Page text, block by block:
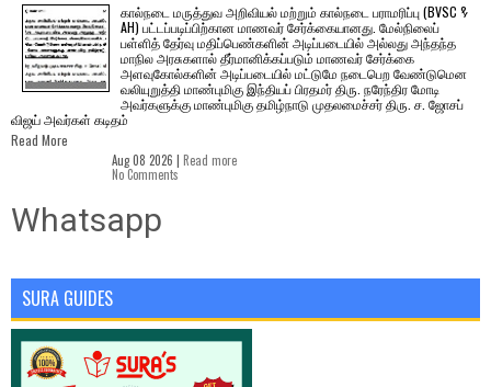
கால்நடை மருத்துவ அறிவியல் மற்றும் கால்நடை பராமரிப்பு (BVSC &
AH) பட்டப்படிப்பிற்கான மாணவர் சேர்க்கையானது. மேல்நிலைப்
பள்ளித் தேர்வு மதிப்பெண்களின் அடிப்படையில் அல்லது அந்தந்த
மாநில அரசுகளால் தீர்மானிக்கப்படும் மாணவர் சேர்க்கை
அளவுகோல்களின் அடிப்படையில் மட்டுமே நடைபெற வேண்டுமென
வலியுறுத்தி மாண்புமிகு இந்தியப் பிரதமர் திரு. நரேந்திர மோடி
அவர்களுக்கு மாண்புமிகு தமிழ்நாடு முதலமைச்சர் திரு. ச. ஜோசப்
விஜய் அவர்கள் கடிதம்
Read More
Aug 08 2026 | Read more
No Comments
Whatsapp
SURA GUIDES